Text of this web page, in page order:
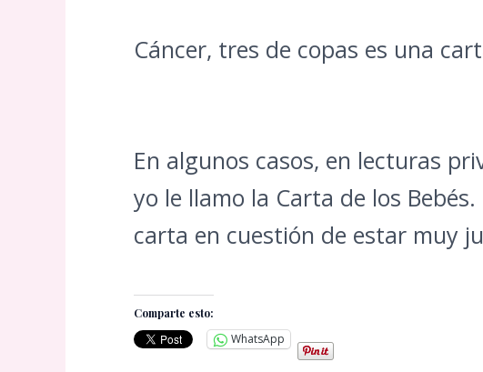
Cáncer, tres de copas es una
En algunos casos, en lecturas
yo le llamo la Carta de los
carta en cuestión de estar muy
Comparte esto:
WhatsApp